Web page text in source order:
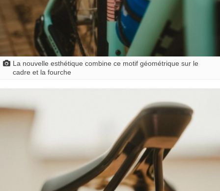
La nouvelle esthétique combine ce motif géométrique sur le
cadre et la fourche